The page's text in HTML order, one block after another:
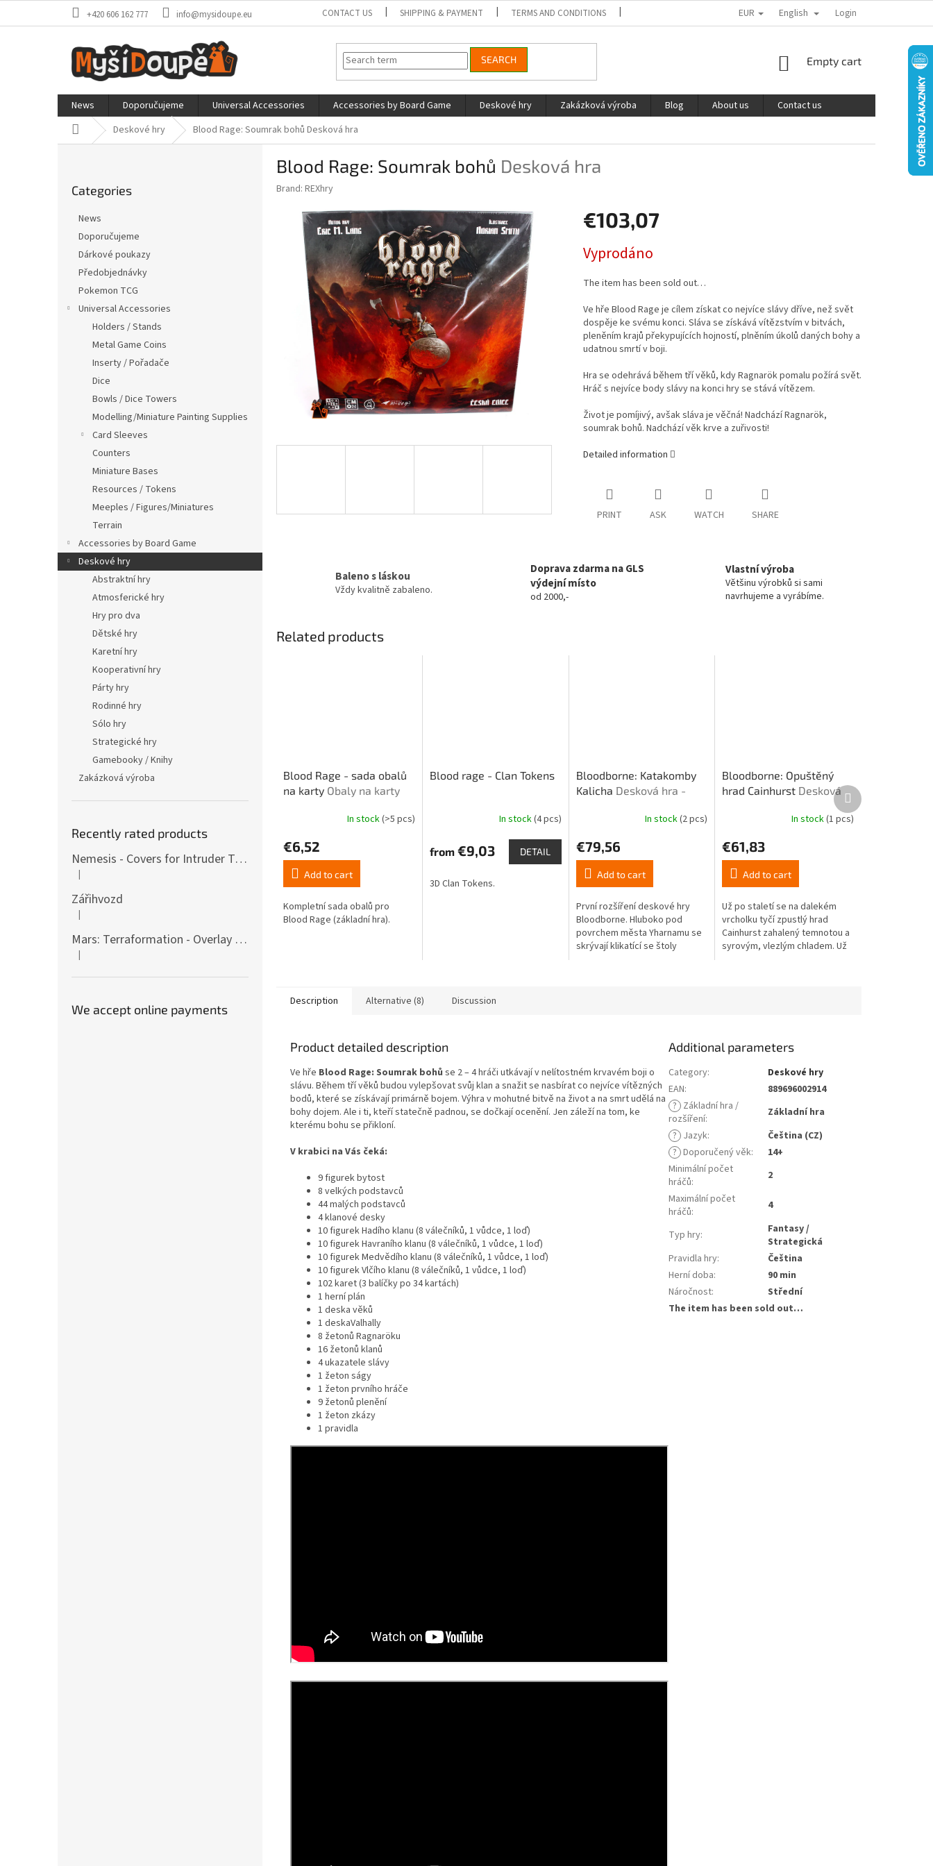
+420 606 162 777 info@mysidoupe.eu CONTACT US SHIPPING & PAYMENT TERMS AND CONDITIONS PODMÍNKY OCHRANY OSOBNÍCH ÚDAJŮ REKLAMACE A VRÁCENÍ ZBOŽÍ
EUR English Login
SEARCH
SHOPPING
Empty cart
News Doporučujeme Universal Accessories Accessories by Board Game Deskové hry Zakázková výroba Blog About us
Contact us
Home Deskové hry Blood Rage: Soumrak bohů Desková hra
categories
Categories
News
Doporučujeme
Dárkové poukazy
Předobjednávky
Pokemon TCG
Universal Accessories
Holders / Stands
Metal Game Coins
Inserty / Pořadače
Dice
Bowls / Dice Towers
Modelling/Miniature Painting Supplies
Card Sleeves
Counters
Miniature Bases
Resources / Tokens
Meeples / Figures/Miniatures
Terrain
Accessories by Board Game
Deskové hry
Abstraktní hry
Atmosferické hry
Hry pro dva
Dětské hry
Karetní hry
Kooperativní hry
Párty hry
Rodinné hry
Sólo hry
Strategické hry
Gamebooky / Knihy
Zakázková výroba
Recently rated products
Nemesis - Covers for Intruder Tokens (variants also for expansion / Lockdown)
The product rating is 4 out of 5 stars.
|
Zářihvozd
The product rating is 5 out of 5 stars.
|
Mars: Terraformation - Overlay on colony tiles
The product rating is 5 out of 5 stars.
|
We accept online payments
Blood Rage: Soumrak bohů Desková hra
Brand: REXhry
€103,07
price:
Vyprodáno
The item has been sold out…
Ve hře Blood Rage je cílem získat co nejvíce slávy dříve, než svět
dospěje ke svému konci. Sláva se získává vítězstvím v bitvách,
pleněním krajů překypujících hojností, plněním úkolů daných bohy a
udatnou smrtí v boji.
Hra se odehrává během tří věků, kdy Ragnarök pomalu požírá svět.
Hráč s nejvíce body slávy na konci hry se stává vítězem.
Život je pomíjivý, avšak sláva je věčná! Nadchází Ragnarök,
soumrak bohů. Nadchází věk krve a zuřivosti!
Detailed information
PRINT ASK WATCH SHARE
Baleno s láskou
Vždy kvalitně zabaleno.
Doprava zdarma na GLS
výdejní místo
od 2000,-
Vlastní výroba
Většinu výrobků si sami
navrhujeme a vyrábíme.
Related products
Blood Rage - sada obalů
na karty Obaly na karty
In stock(>5 pcs)
€6,52
Add to cart
Kompletní sada obalů pro
Blood Rage (základní hra).
Blood rage - Clan Tokens
product
rating
4,8
In stock(4 pcs)
from€9,03 DETAIL
3D Clan Tokens.
Bloodborne: Katakomby
Kalicha Desková hra -
In stock(2 pcs)
€79,56
Add to cart
První rozšíření deskové hry
Bloodborne. Hluboko pod
povrchem města Yharnamu se
skrývají klikatící se štoly
Bloodborne: Opuštěný
hrad Cainhurst Desková
product
rating
5,0
out
of
5
stars.
In stock(1 pcs)
€61,83
Add to cart
Už po staletí se na dalekém
vrcholku tyčí zpustlý hrad
Cainhurst zahalený temnotou a
syrovým, vlezlým chladem. Už
Next
product
Description Alternative (8) Discussion
Product detailed description
Ve hře Blood Rage: Soumrak bohů se 2 – 4 hráči utkávají v nelítostném krvavém boji o
slávu. Během tří věků budou vylepšovat svůj klan a snažit se nasbírat co nejvíce vítězných
bodů, které se získávají primárně bojem. Výhra v mohutné bitvě na život a na smrt udělá na
bohy dojem. Ale i ti, kteří statečně padnou, se dočkají ocenění. Jen záleží na tom, ke
kterému bohu se přikloní.
V krabici na Vás čeká:
9 figurek bytost
8 velkých podstavců
44 malých podstavců
4 klanové desky
10 figurek Hadího klanu (8 válečníků, 1 vůdce, 1 loď)
10 figurek Havraního klanu (8 válečníků, 1 vůdce, 1 loď)
10 figurek Medvědího klanu (8 válečníků, 1 vůdce, 1 loď)
10 figurek Vlčího klanu (8 válečníků, 1 vůdce, 1 loď)
102 karet (3 balíčky po 34 kartách)
1 herní plán
1 deska věků
1 deskaValhally
8 žetonů Ragnaröku
16 žetonů klanů
4 ukazatele slávy
1 žeton ságy
1 žeton prvního hráče
9 žetonů plenění
1 žeton zkázy
1 pravidla
Additional parameters
Category:
Deskové hry
EAN:
889696002914
? Základní hra /
rozšíření:
Základní hra
? Jazyk:
Čeština (CZ)
? Doporučený věk:
14+
Minimální počet
hráčů:
2
Maximální počet
hráčů: 4
Typ hry:
Fantasy /
Strategická
Pravidla hry:
Čeština
Herní doba:
90 min
Náročnost:
Střední
The item has been sold out…